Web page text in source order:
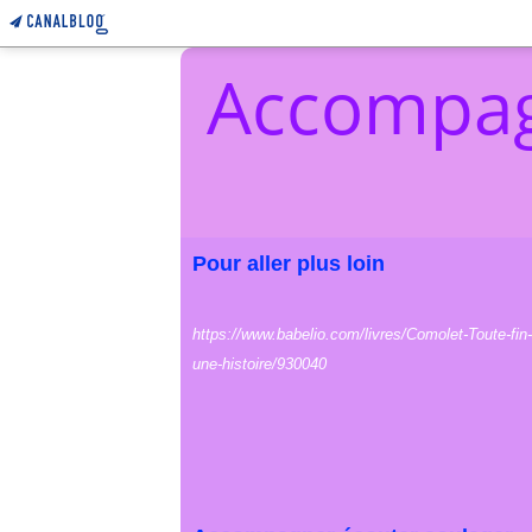
Pour aller plus loin
https://www.babelio.com/livres/Comolet-Toute-
une-histoire/930040